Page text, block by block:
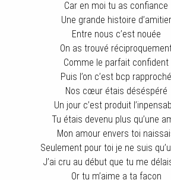
Car en moi tu as confiance
Une grande histoire d’amitier
Entre nous c’est nouée
On as trouvé
Comme le parfait confident
Puis l’on c’est bcp rapproché
Nos cœur étais déséspéré
Un jour c’est produit
Tu étais devenu plus qu’une
Mon amour envers toi
Seulement pour toi je ne suis
J’ai cru au début que tu me
Or tu m’aime a ta facon